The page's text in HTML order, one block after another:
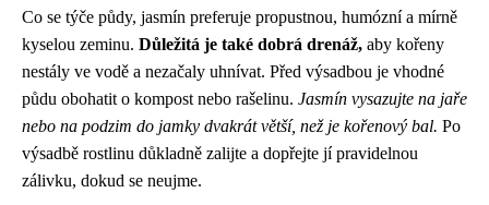
Co se týče půdy, jasmín preferuje propustnou, humózní a mírně
kyselou zeminu. Důležitá je také dobrá drenáž, aby kořeny
nestály ve vodě a nezačaly uhnívat. Před výsadbou je vhodné
půdu obohatit o kompost nebo rašelinu. Jasmín vysazujte na jaře
nebo na podzim do jamky dvakrát větší, než je kořenový bal. Po
výsadbě rostlinu důkladně zalijte a dopřejte jí pravidelnou
zálivku, dokud se neujme.